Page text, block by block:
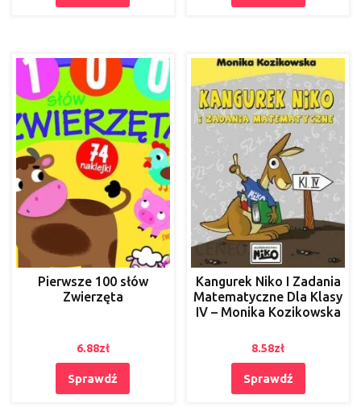
Pierwsze 100 słów
Zwierzęta
6.88zł
Sprawdź
Kangurek Niko I Zadania
Matematyczne Dla Klasy
IV – Monika Kozikowska
8.58zł
Sprawdź